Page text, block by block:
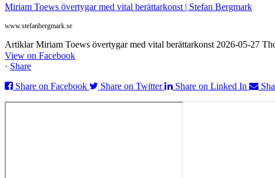
Miriam Toews övertygar med vital berättarkonst | Stefan Bergmark
www.stefanbergmark.se
Artiklar Miriam Toews övertygar med vital berättarkonst 2026-05-27
View on Facebook
· Share
Share on Facebook
Share on Twitter Share on Linked In